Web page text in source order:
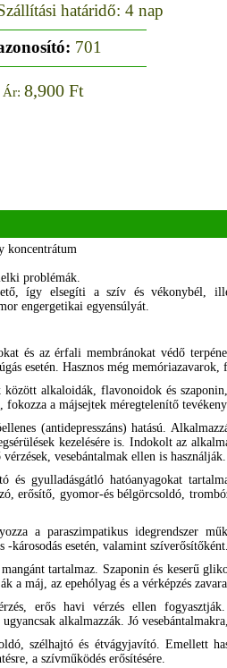
határidő: 4 nap
701
Ár: 8,900 Ft
koncentrátum
problémák.
így elsegíti a szív és vékonybél,
engergetikai egyensúlyát.
és az érfali membránokat védő
esetén. Hasznos még memóriazavarok,
alkaloidák, flavonoidok és
a májsejtek méregtelenítő
(antidepresszáns) hatású.
kezelésére is. Indokolt az
vesebántalmak ellen is használják.
gyulladásgátló hatóanyagokat
erősítő, gyomor-és bélgörcsoldó,
a paraszimpatikus idegrendszer
károsodás esetén, valamint szíverősítőként.
tartalmaz. Szaponin és keserű
a máj, az epehólyag és a vérképzés
erős havi vérzés ellen fogyasztják.
alkalmazzák. Jó
szélhajtó és étvágyjavító. Emellett
a szívműködés erősítésére.